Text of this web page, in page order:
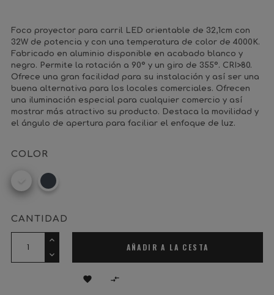
Foco proyector para carril LED orientable de 32,1cm con
32W de potencia y con una temperatura de color de 4000K.
Fabricado en aluminio disponible en acabado blanco y
negro. Permite la rotación a 90º y un giro de 355º. CRI>80.
Ofrece una gran facilidad para su instalación y así ser una
buena alternativa para los locales comerciales. Ofrecen
una iluminación especial para cualquier comercio y así
mostrar más atractivo su producto. Destaca la movilidad y
el ángulo de apertura para faciliar el enfoque de luz.
COLOR
BlancoNegro
CANTIDAD
AÑADIR A LA CESTA
 